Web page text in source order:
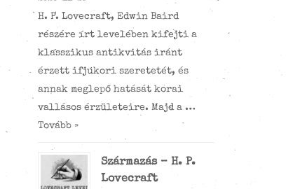
H. P. Lovecraft, Edwin Baird
részére írt levelében kifejti a
klasszikus antikvitás iránt
érzett ifjúkori szeretetét, és
annak meglepő hatását korai
vallásos érzületeire. Majd a …
Tovább »
Származás – H. P.
Lovecraft